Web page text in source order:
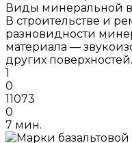
Виды минеральной
В строительстве и
разновидности
материала —
других поверхностей.
1
0
11073
0
7 мин.